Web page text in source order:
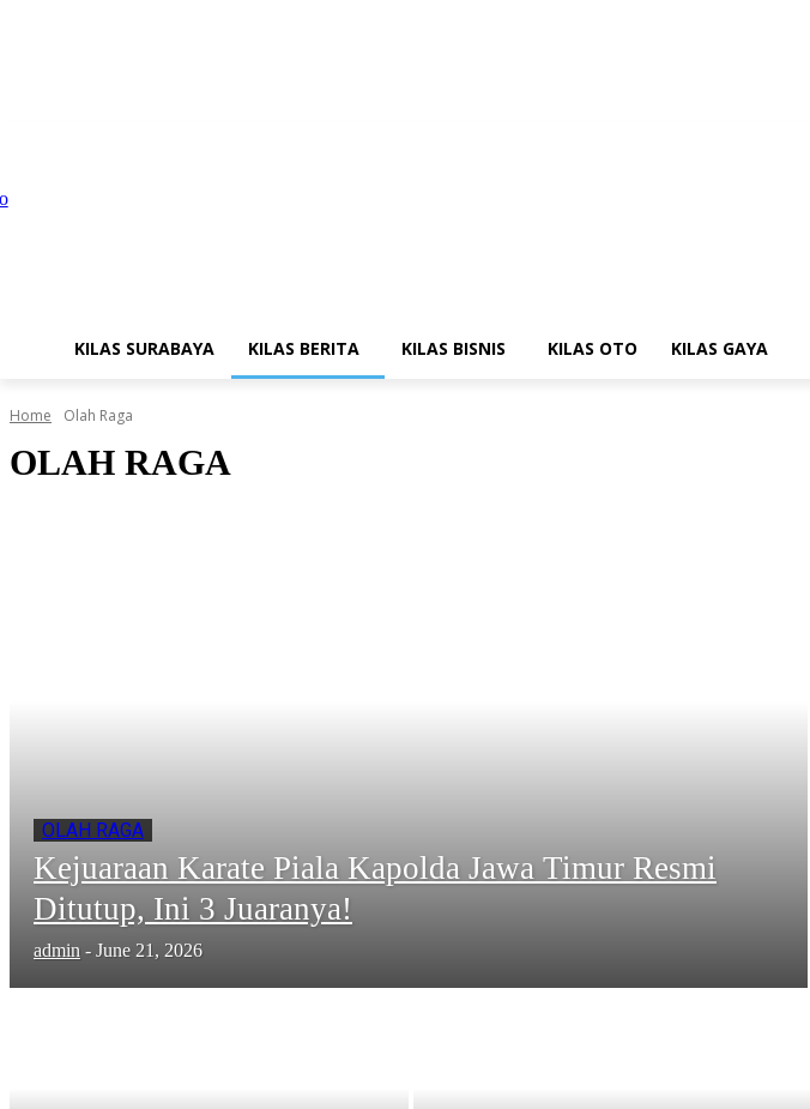
KILAS SURABAYA KILAS BERITA KILAS BISNIS KILAS OTO KILAS GAYA
Home Olah Raga
OLAH RAGA
OLAH RAGA
Kejuaraan Karate Piala Kapolda Jawa Timur Resmi
Ditutup, Ini 3 Juaranya!
admin - June 21, 2026